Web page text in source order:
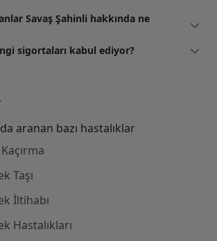
Savaş Şahinli hakkında ne
sigortaları kabul ediyor?
aranan bazı hastalıklar
Taşı
İltihabı
Hastalıkları